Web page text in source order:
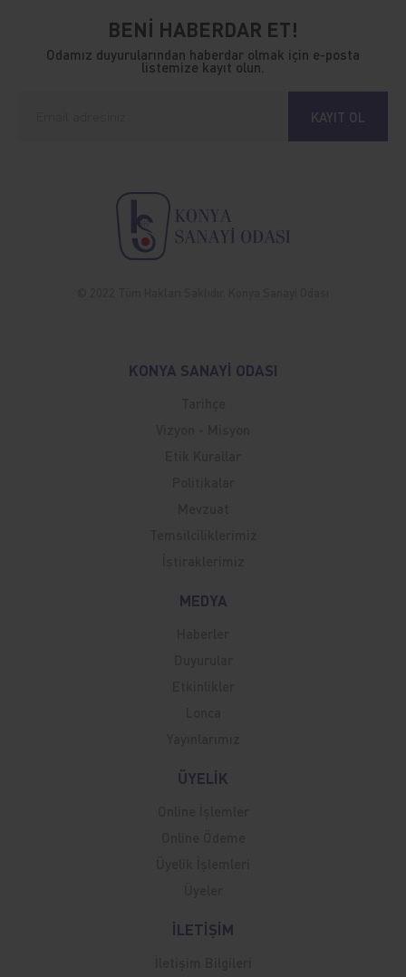
BENİ HABERDAR ET!
Odamız duyurularından haberdar olmak için e-posta
listemize kayıt olun.
KAYIT OL
KONYA SANAYİ ODASI
MEDYA
ÜYELİK
İLETİŞİM